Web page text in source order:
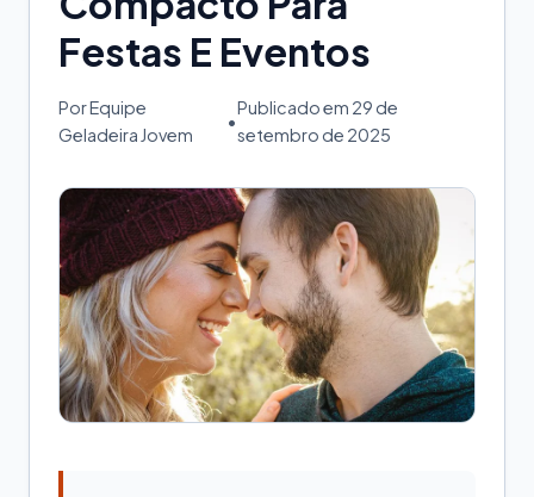
Festas E Eventos
Por Equipe
Geladeira Jovem
•
Publicado em 29 de
setembro de 2025